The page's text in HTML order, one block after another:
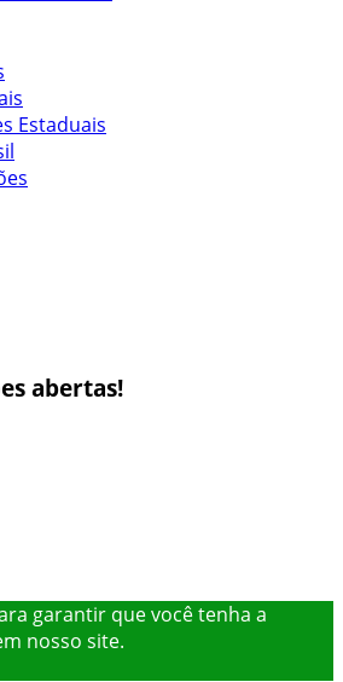
Estaduais
abertas!
garantir que você tenha a
nosso site.